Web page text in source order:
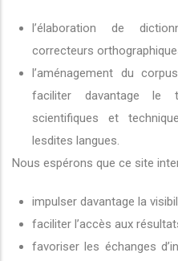
l’élaboration de
correcteurs
l’aménagement du
faciliter davantage le
scientifiques et
lesdites langues.
Nous espérons que ce site
impulser davantage la
faciliter l’accès aux
favoriser les échanges